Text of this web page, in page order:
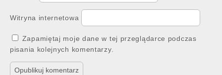
Witryna internetowa
Zapamiętaj moje dane w tej przeglądarce podczas
pisania kolejnych komentarzy.